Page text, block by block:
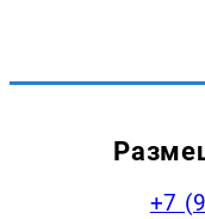
+7